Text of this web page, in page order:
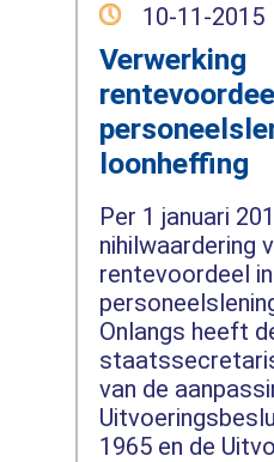
10-11-2015
Verwerking
loonheffing
Per 1 januari
nihilwaardering
rentevoordeel
Onlangs heeft
van de
1965 en de